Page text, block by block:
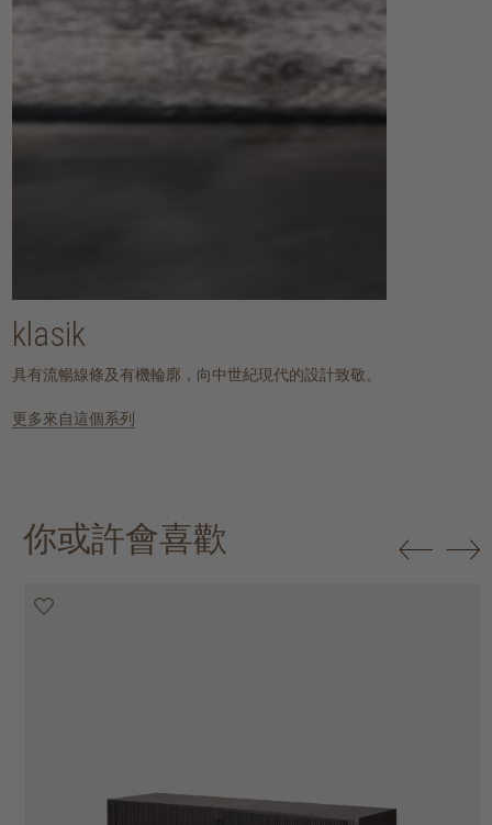
klasik
具有流暢線條及有機輪廓，向中世紀現代的設計致敬。
更多來自這個系列
你或許會喜歡